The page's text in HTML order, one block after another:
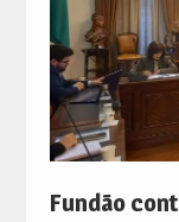
Fundão